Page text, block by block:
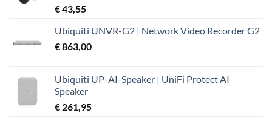
€43,55
Ubiquiti UNVR-G2 | Network Video Recorder G2
€863,00
Ubiquiti UP-AI-Speaker | UniFi Protect AI
Speaker
€ 261,95